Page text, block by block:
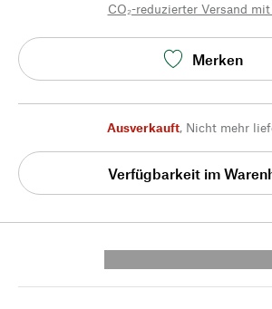
CO₂-reduzierter Versand mit
Merken
Ausverkauft, Nicht mehr
Verfügbarkeit im